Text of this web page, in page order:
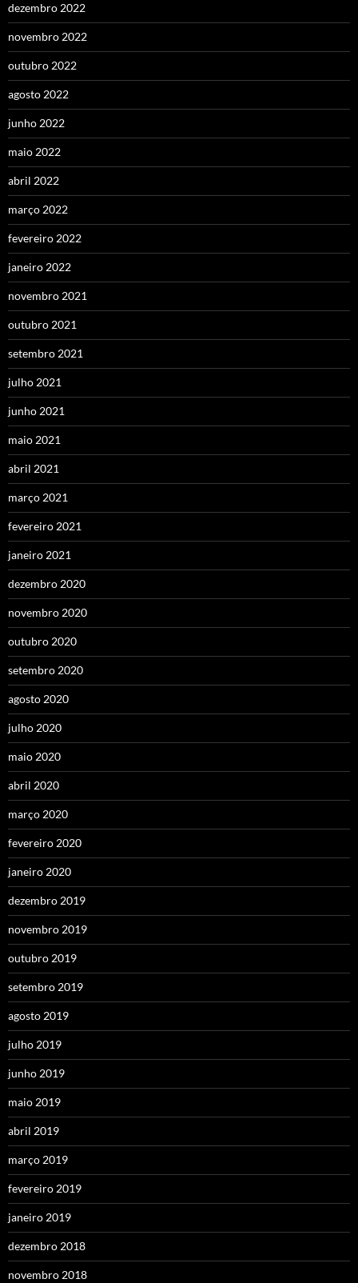
dezembro 2022
novembro 2022
outubro 2022
agosto 2022
junho 2022
maio 2022
abril 2022
março 2022
fevereiro 2022
janeiro 2022
novembro 2021
outubro 2021
setembro 2021
julho 2021
junho 2021
maio 2021
abril 2021
março 2021
fevereiro 2021
janeiro 2021
dezembro 2020
novembro 2020
outubro 2020
setembro 2020
agosto 2020
julho 2020
maio 2020
abril 2020
março 2020
fevereiro 2020
janeiro 2020
dezembro 2019
novembro 2019
outubro 2019
setembro 2019
agosto 2019
julho 2019
junho 2019
maio 2019
abril 2019
março 2019
fevereiro 2019
janeiro 2019
dezembro 2018
novembro 2018